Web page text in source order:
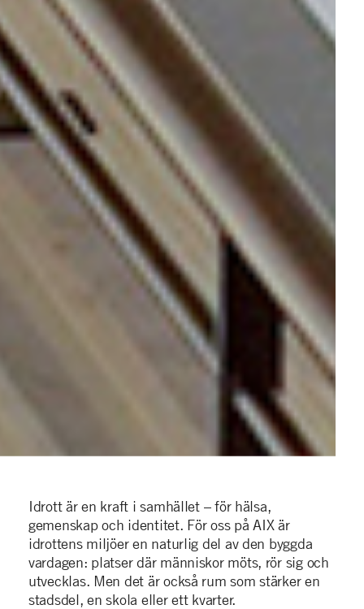
Idrott är en kraft i samhället – för hälsa,
gemenskap och identitet. För oss på AIX är
idrottens miljöer en naturlig del av den byggda
vardagen: platser där människor möts, rör sig och
utvecklas. Men det är också rum som stärker en
stadsdel, en skola eller ett kvarter.